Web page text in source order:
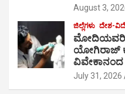
August 3,
ಜಿಲ್ಲೆಗಳು ದೇಶ-
ಯೋಗಿರಾಜ್
ವಿವೇಕಾನಂದ
July 31, 2026